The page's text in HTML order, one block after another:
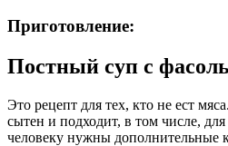
Приготовление:
Постный суп с
Это рецепт для тех, кто не ест
сытен и подходит, в том числе,
человеку нужны дополнительные